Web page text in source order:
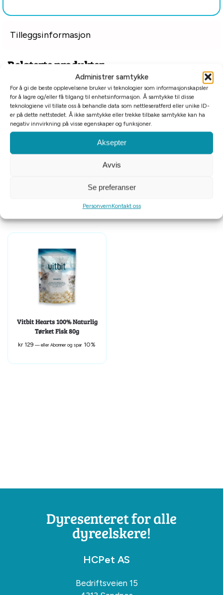
Administrer samtykke
For å gi de beste opplevelsene bruker vi teknologier som informasjonskapsler
for å lagre og/eller få tilgang til enhetsinformasjon. Å samtykke til disse
teknologiene vil tillate oss å behandle data som nettleseratferd eller unike ID-
er på dette nettstedet. Å ikke samtykke eller trekke tilbake samtykke kan ha
negativ innvirkning på visse egenskaper og funksjoner.
Aksepter
Avvis
Se preferanser
PersonvernKontakt oss
Tilleggsinformasjon
Relaterte produkter
Billigkroken
Vitbit Hearts 100% Naturlig
Tørket Fisk 80g
kr129 —eller Abonner og spar 10%
Dyresenteret for alle
dyreelskere!
HCPet AS
Bedriftsveien 15